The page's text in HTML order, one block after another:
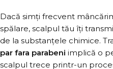
Dacă simți frecvent
spălare, scalpul tău îți
de la substanțele chimice.
par fara parabeni implică o
scalpul trece printr-un